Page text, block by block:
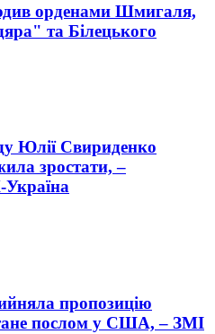
орденами Шмигаля,
та Білецького
Юлії Свириденко
зростати, –
Україна
пропозицію
послом у США, – ЗМІ